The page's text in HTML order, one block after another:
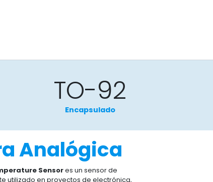
TO-92
Encapsulado
Analógica​
Sensores un sensor de
utilizado en proyectos de electrónica,